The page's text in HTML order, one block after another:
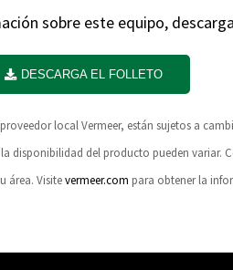
sobre este equipo,
DESCARGA EL FOLLETO
local Vermeer, están sujetos a
disponibilidad del producto pueden variar.
área. Visitevermeer.com para obtener la